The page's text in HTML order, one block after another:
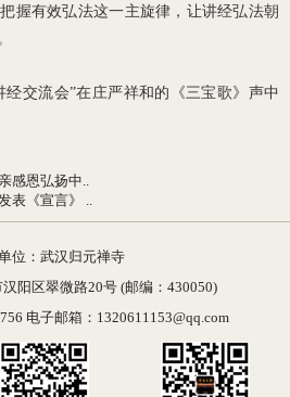
握有效弘法这一主旋律，让讲经弘法朝
经交流会”在庄严祥和的《三宝歌》声中
感恩弘扬中..
表《宣言》 ..
位：武汉归元禅寺
阳区翠微路20号 (邮编：430050)
电子邮箱：1320611153@qq.com